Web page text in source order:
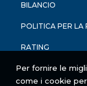
BILANCIO
POLITICA PER LA
RATING
Per fornire le
come i cookie